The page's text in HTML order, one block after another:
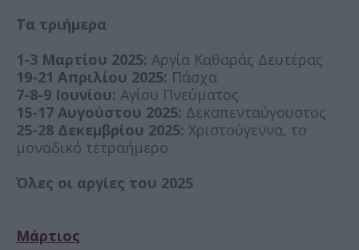
Tα τριήμερα
1-3 Μαρτίου 2025: Αργία Καθαράς Δευτέρας
19-21 Απριλίου 2025: Πάσχα
7-8-9 Ιουνίου: Αγίου Πνεύματος
15-17 Αυγούστου 2025: Δεκαπενταύγουστος
25-28 Δεκεμβρίου 2025: Χριστούγεννα, το
μοναδικό τετραήμερο
Όλες οι αργίες του 2025
Μάρτιος